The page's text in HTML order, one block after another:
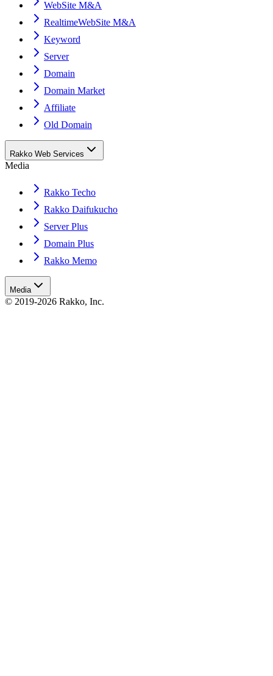
WebSite M&A
RealtimeWebSite M&A
Keyword
Server
Domain
Domain Market
Affiliate
Old Domain
Rakko Web Services
Media
Rakko Techo
Rakko Daifukucho
Server Plus
Domain Plus
Rakko Memo
Media
© 2019-2026 Rakko, Inc.